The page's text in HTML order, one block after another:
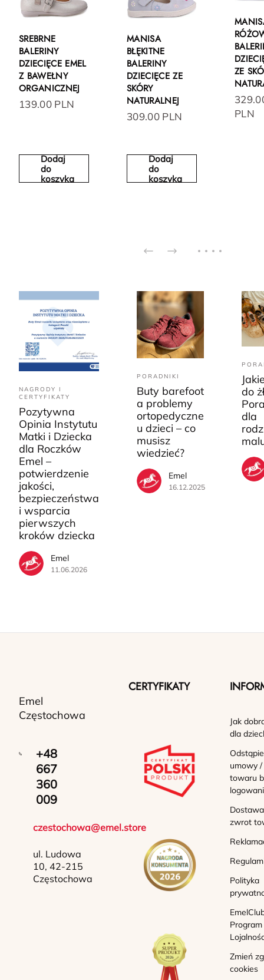
SREBRNE
BALERINY
DZIECIĘCE EMEL
Z BAWEŁNY
ORGANICZNEJ
139.00 PLN
Dodaj
do
koszyka
MANISA
BŁĘKITNE
BALERINY
DZIECIĘCE ZE
SKÓRY
NATURALNEJ
309.00 PLN
Dodaj
do
koszyka
ZE
PLN
NAGRODY I
CERTYFIKATY
Pozytywna
Opinia Instytutu
Matki i Dziecka
dla Roczków
Emel –
potwierdzenie
jakości,
bezpieczeństwa
i wsparcia
pierwszych
kroków dziecka
Emel
11.06.2026
PORADNIKI
Buty barefoot
a problemy
ortopedyczne
u dzieci – co
musisz
wiedzieć?
Emel
16.12.2025
do
dla
Emel
Częstochowa
+48
667
360
009
czestochowa@emel.store
ul. Ludowa
10, 42-215
Częstochowa
CERTYFIKATY
Jak
dla
umowy
towaru
zwrot
Polityka
Program
Zmień
cookies